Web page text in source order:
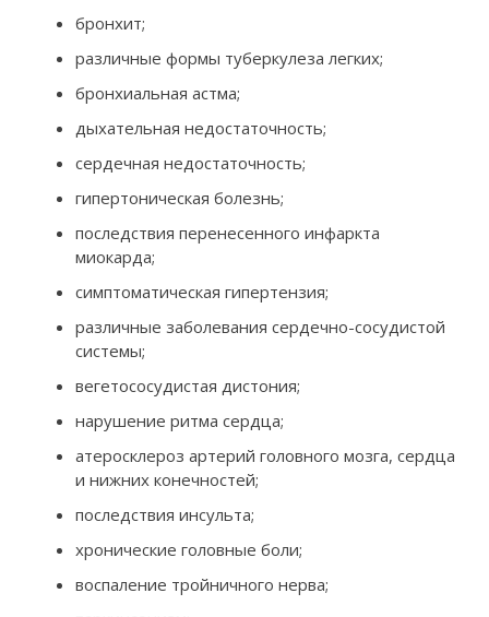
бронхит;
различные формы туберкулеза легких;
бронхиальная астма;
дыхательная недостаточность;
сердечная недостаточность;
гипертоническая болезнь;
последствия перенесенного инфаркта
миокарда;
симптоматическая гипертензия;
различные заболевания сердечно-сосудистой
системы;
вегетососудистая дистония;
нарушение ритма сердца;
атеросклероз артерий головного мозга, сердца
и нижних конечностей;
последствия инсульта;
хронические головные боли;
воспаление тройничного нерва;